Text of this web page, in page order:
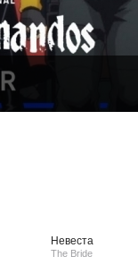
Невеста
The Bride